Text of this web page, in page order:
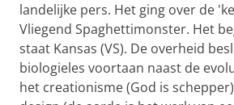
landelijke pers. Het ging over de
Vliegend Spaghettimonster. Het
staat Kansas (VS). De overheid
biologieles voortaan naast de
het creationisme (God is